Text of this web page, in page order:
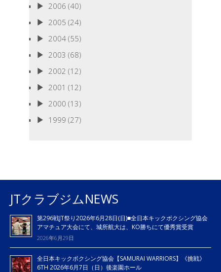
2006 (40)
2005 (24)
2004 (55)
2003 (68)
2002 (12)
2001 (12)
2000 (13)
1999 (27)
JTクラブジムNEWS
第296戦JT祭り2026年6月28日(日)■全日本キックボクシング協会
アマチュア大会にて、城所航大は、KO勝ちにて優秀賞受賞
2026年6月29日
全日本キックボクシング協会【SAMURAI WARRIORS】《挑戦》
6TH 2026年6月7日（日）後楽園ホール